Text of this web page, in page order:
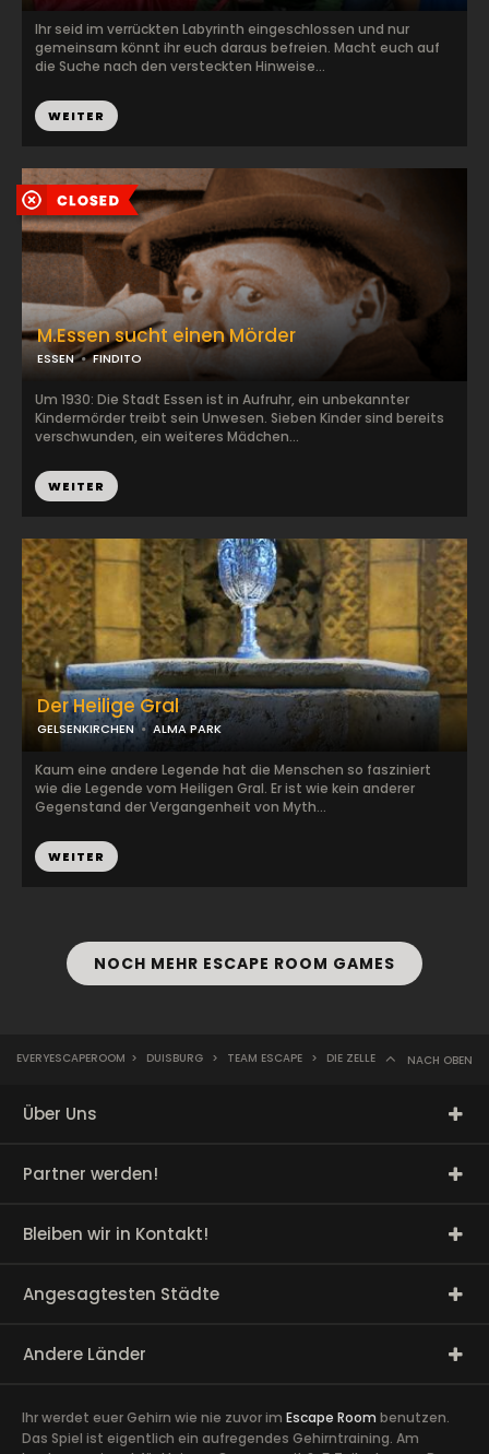
Ihr seid im verrückten Labyrinth eingeschlossen und nur
gemeinsam könnt ihr euch daraus befreien. Macht euch auf
die Suche nach den versteckten Hinweise...
WEITER
M.Essen sucht einen Mörder
ESSEN FINDITO
Um 1930: Die Stadt Essen ist in Aufruhr, ein unbekannter
Kindermörder treibt sein Unwesen. Sieben Kinder sind bereits
verschwunden, ein weiteres Mädchen...
WEITER
Der Heilige Gral
GELSENKIRCHEN ALMA PARK
Kaum eine andere Legende hat die Menschen so fasziniert
wie die Legende vom Heiligen Gral. Er ist wie kein anderer
Gegenstand der Vergangenheit von Myth...
WEITER
NOCH MEHR ESCAPE ROOM GAMES
EVERYESCAPEROOM > DUISBURG > TEAM ESCAPE > DIE ZELLE NACH OBEN
Über Uns
Partner werden!
Bleiben wir in Kontakt!
Angesagtesten Städte
Andere Länder
Ihr werdet euer Gehirn wie nie zuvor im Escape Room benutzen.
Das Spiel ist eigentlich ein aufregendes Gehirntraining. Am